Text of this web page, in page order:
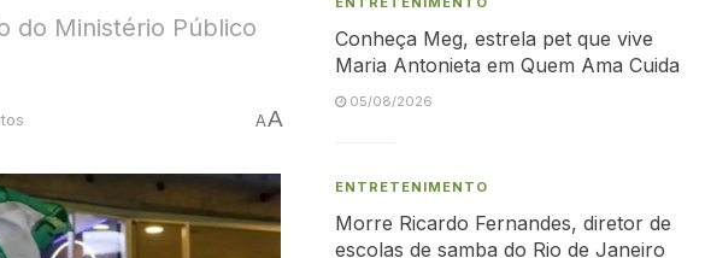
do Ministério Público
AA
Conheça Meg, estrela pet que vive
Maria Antonieta em Quem Ama Cuida
05/08/2026
ENTRETENIMENTO
Morre Ricardo Fernandes, diretor de
escolas de samba do Rio de Janeiro